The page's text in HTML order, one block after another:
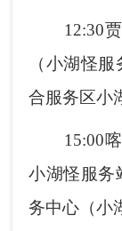
12:30贾
（小湖怪
合服务区小
15:00喀
小湖怪服务
务中心（小